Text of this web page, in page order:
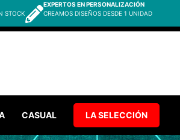
STOCK
EXPERTOS EN PERSONALIZACIÓN
CREAMOS DISEÑOS DESDE 1 UNIDAD
CASUAL LA SELECCIÓN